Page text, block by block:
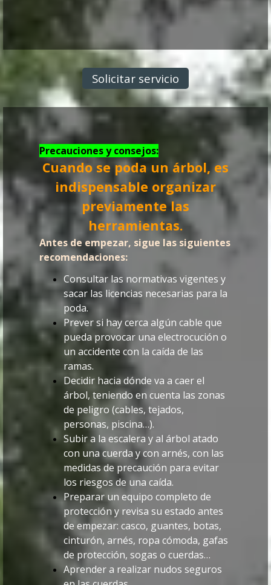
Solicitar servicio
Precauciones y consejos:
Cuando se poda un árbol, es
indispensable organizar
previamente las
herramientas.
Antes de empezar, sigue las siguientes
recomendaciones:
Consultar las normativas vigentes y
sacar las licencias necesarias para la
poda.
Prever si hay cerca algún cable que
pueda provocar una electrocución o
un accidente con la caída de las
ramas.
Decidir hacia dónde va a caer el
árbol, teniendo en cuenta las zonas
de peligro (cables, tejados,
personas, piscina…).
Subir a la escalera y al árbol atado
con una cuerda y con arnés, con las
medidas de precaución para evitar
los riesgos de una caída.
Preparar un equipo completo de
protección y revisa su estado antes
de empezar: casco, guantes, botas,
cinturón, arnés, ropa cómoda, gafas
de protección, sogas o cuerdas…
Aprender a realizar nudos seguros